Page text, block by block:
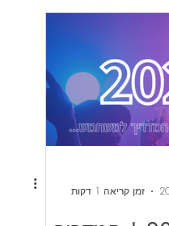
זמן קריאה 1 דקות